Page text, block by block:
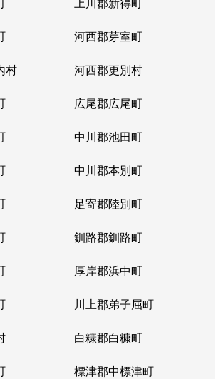
河西郡芽室町
村 河西郡更別村
広尾郡広尾町
中川郡池田町
中川郡本別町
足寄郡陸別町
釧路郡釧路町
厚岸郡浜中町
川上郡弟子屈町
白糠郡白糠町
標津郡中標津町